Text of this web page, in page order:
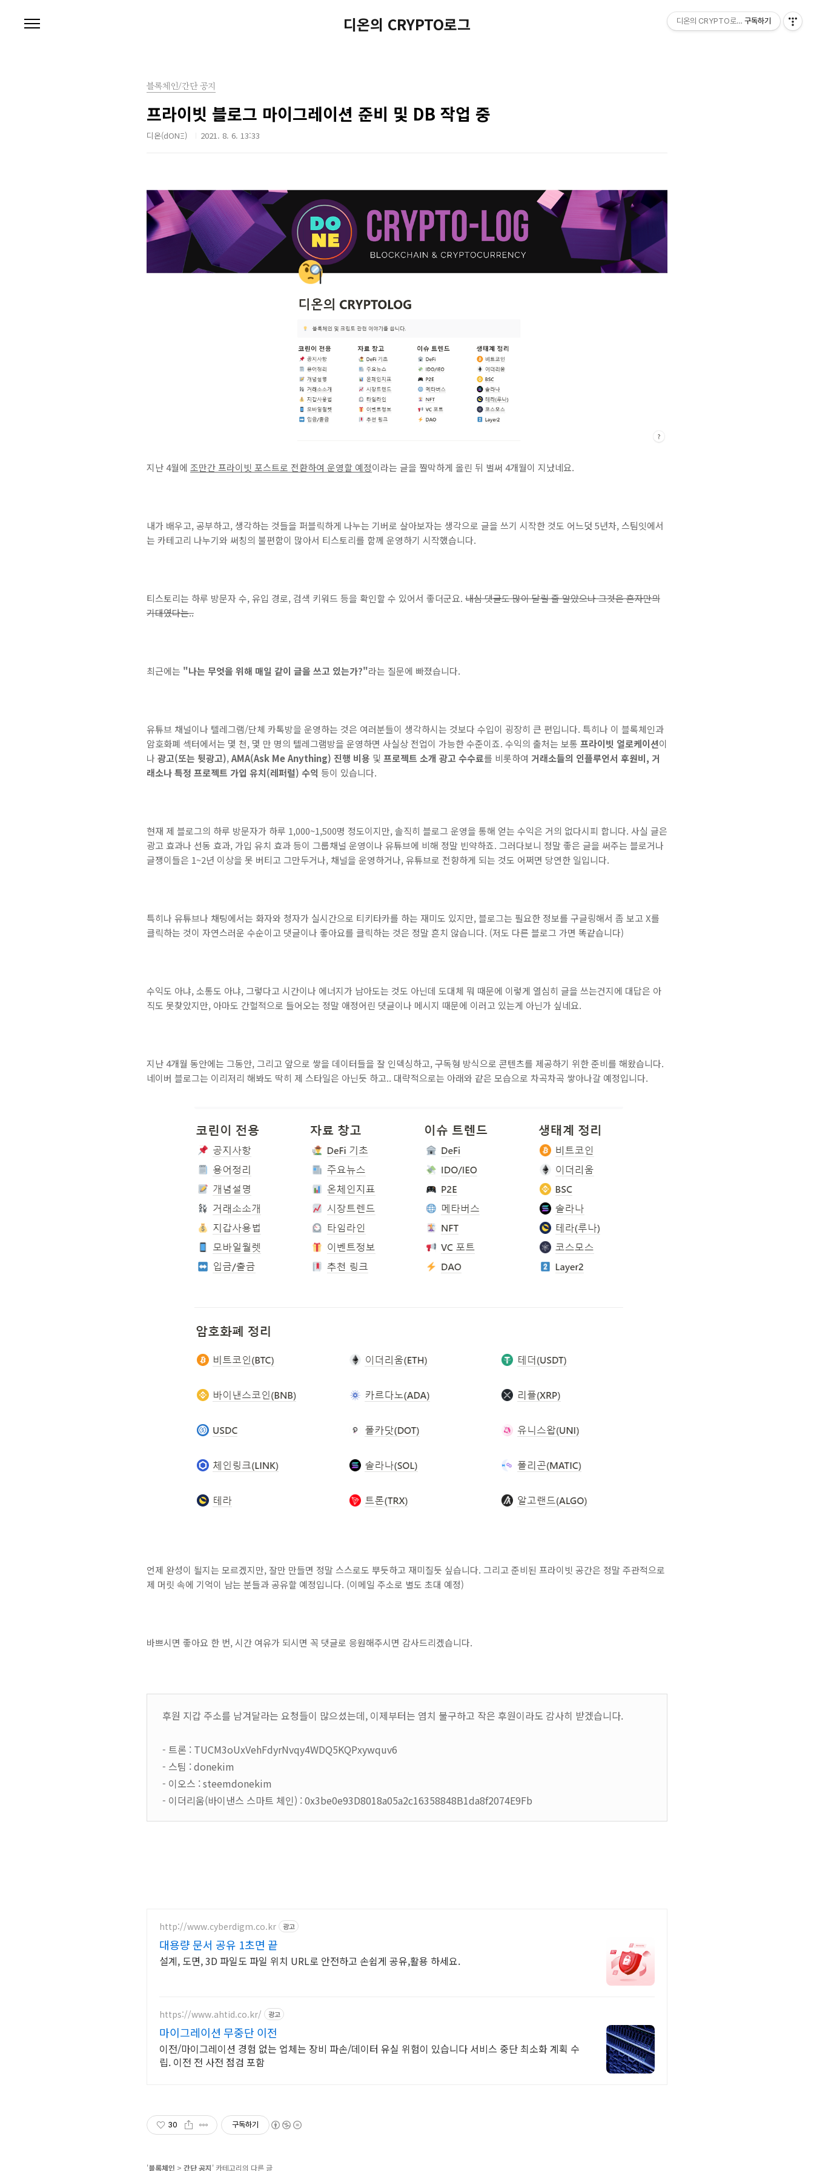
디온의 CRYPTO로그
블록체인/간단 공지
프라이빗 블로그 마이그레이션 준비 및 DB 작업 중
디온(dONΞ) 2021. 8. 6. 13:33
지난 4월에 조만간 프라이빗 포스트로 전환하여 운영할 예정이라는 글을 짤막하게 올린 뒤 벌써 4개월이 지났네요.
내가 배우고, 공부하고, 생각하는 것들을 퍼블릭하게 나누는 기버로 살아보자는 생각으로 글을 쓰기 시작한 것도 어느덧 5년차, 스팀잇에서
는 카테고리 나누기와 써칭의 불편함이 많아서 티스토리를 함께 운영하기 시작했습니다.
티스토리는 하루 방문자 수, 유입 경로, 검색 키워드 등을 확인할 수 있어서 좋더군요. 내심 댓글도 많이 달릴 줄 알았으나 그것은 혼자만의
기대였다는..
최근에는 "나는 무엇을 위해 매일 같이 글을 쓰고 있는가?"라는 질문에 빠졌습니다.
유튜브 채널이나 텔레그램/단체 카톡방을 운영하는 것은 여러분들이 생각하시는 것보다 수입이 굉장히 큰 편입니다. 특히나 이 블록체인과
암호화폐 섹터에서는 몇 천, 몇 만 명의 텔레그램방을 운영하면 사실상 전업이 가능한 수준이죠. 수익의 출처는 보통 프라이빗 얼로케이션이
나 광고(또는 뒷광고), AMA(Ask Me Anything) 진행 비용 및 프로젝트 소개 광고 수수료를 비롯하여 거래소들의 인플루언서 후원비, 거
래소나 특정 프로젝트 가입 유치(레퍼럴) 수익 등이 있습니다.
현재 제 블로그의 하루 방문자가 하루 1,000~1,500명 정도이지만, 솔직히 블로그 운영을 통해 얻는 수익은 거의 없다시피 합니다. 사실 글은
광고 효과나 선동 효과, 가입 유치 효과 등이 그룹채널 운영이나 유튜브에 비해 정말 빈약하죠. 그러다보니 정말 좋은 글을 써주는 블로거나
글쟁이들은 1~2년 이상을 못 버티고 그만두거나, 채널을 운영하거나, 유튜브로 전향하게 되는 것도 어쩌면 당연한 일입니다.
특히나 유튜브나 채팅에서는 화자와 청자가 실시간으로 티키타카를 하는 재미도 있지만, 블로그는 필요한 정보를 구글링해서 좀 보고 X를
클릭하는 것이 자연스러운 수순이고 댓글이나 좋아요를 클릭하는 것은 정말 흔치 않습니다. (저도 다른 블로그 가면 똑같습니다)
수익도 아냐, 소통도 아냐, 그렇다고 시간이나 에너지가 남아도는 것도 아닌데 도대체 뭐 때문에 이렇게 열심히 글을 쓰는건지에 대답은 아
직도 못찾았지만, 아마도 간헐적으로 들어오는 정말 애정어린 댓글이나 메시지 때문에 이러고 있는게 아닌가 싶네요.
지난 4개월 동안에는 그동안, 그리고 앞으로 쌓을 데이터들을 잘 인덱싱하고, 구독형 방식으로 콘텐츠를 제공하기 위한 준비를 해왔습니다.
네이버 블로그는 이리저리 해봐도 딱히 제 스타일은 아닌듯 하고.. 대략적으로는 아래와 같은 모습으로 차곡차곡 쌓아나갈 예정입니다.
언제 완성이 될지는 모르겠지만, 잘만 만들면 정말 스스로도 뿌듯하고 재미질듯 싶습니다. 그리고 준비된 프라이빗 공간은 정말 주관적으로
제 머릿 속에 기억이 남는 분들과 공유할 예정입니다. (이메일 주소로 별도 초대 예정)
바쁘시면 좋아요 한 번, 시간 여유가 되시면 꼭 댓글로 응원해주시면 감사드리겠습니다.
후원 지갑 주소를 남겨달라는 요청들이 많으셨는데, 이제부터는 염치 불구하고 작은 후원이라도 감사히 받겠습니다.
- 트론 : TUCM3oUxVehFdyrNvqy4WDQ5KQPxywquv6
- 스팀 : donekim
- 이오스 : steemdonekim
- 이더리움(바이낸스 스마트 체인) : 0x3be0e93D8018a05a2c16358848B1da8f2074E9Fb
http://www.cyberdigm.co.kr 광고
대용량 문서 공유 1초면 끝
설계, 도면, 3D 파일도 파일 위치 URL로 안전하고 손쉽게 공유,활용 하세요.
https://www.ahtid.co.kr/ 광고
마이그레이션 무중단 이전
이전/마이그레이션 경험 없는 업체는 장비 파손/데이터 유실 위험이 있습니다 서비스 중단 최소화 계획 수
립. 이전 전 사전 점검 포함
30 구독하기
'블록체인 > 간단 공지' 카테고리의 다른 글
디온의 CRYPTO로그 구독하기